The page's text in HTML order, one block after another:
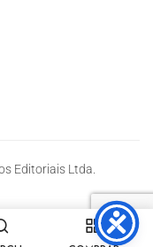
Editoriais Ltda.